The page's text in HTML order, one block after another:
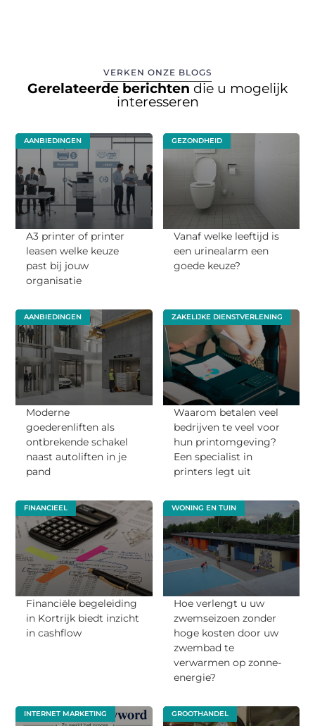
VERKEN ONZE BLOGS
Gerelateerde berichten die u mogelijk
interesseren
AANBIEDINGEN
A3 printer of printer
leasen welke keuze
past bij jouw
organisatie
GEZONDHEID
Vanaf welke leeftijd is
een urinealarm een
goede keuze?
AANBIEDINGEN
Moderne
goederenliften als
ontbrekende schakel
naast autoliften in je
pand
ZAKELIJKE DIENSTVERLENING
Waarom betalen veel
bedrijven te veel voor
hun printomgeving?
Een specialist in
printers legt uit
FINANCIEEL
Financiële begeleiding
in Kortrijk biedt inzicht
in cashflow
WONING EN TUIN
Hoe verlengt u uw
zwemseizoen zonder
hoge kosten door uw
zwembad te
verwarmen op zonne-
energie?
INTERNET MARKETING GROOTHANDEL